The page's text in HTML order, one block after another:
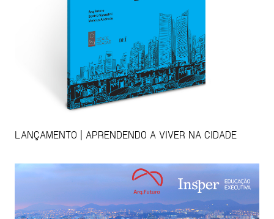
LANÇAMENTO | APRENDENDO A VIVER NA CIDADE